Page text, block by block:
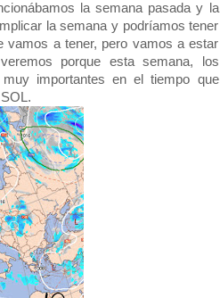
la semana pasada y la
la semana y podríamos tener
vamos a tener, pero vamos a estar
porque esta semana, los
importantes en el tiempo que